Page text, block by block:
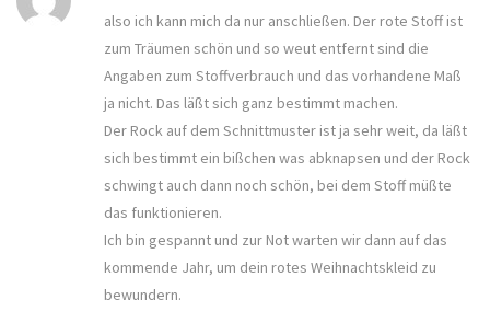
also ich kann mich da nur anschließen. Der rote Stoff ist
zum Träumen schön und so weut entfernt sind die
Angaben zum Stoffverbrauch und das vorhandene Maß
ja nicht. Das läßt sich ganz bestimmt machen.
Der Rock auf dem Schnittmuster ist ja sehr weit, da läßt
sich bestimmt ein bißchen was abknapsen und der Rock
schwingt auch dann noch schön, bei dem Stoff müßte
das funktionieren.
Ich bin gespannt und zur Not warten wir dann auf das
kommende Jahr, um dein rotes Weihnachtskleid zu
bewundern.